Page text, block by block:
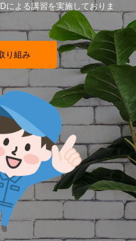
による講習を実施しておりま
り組み